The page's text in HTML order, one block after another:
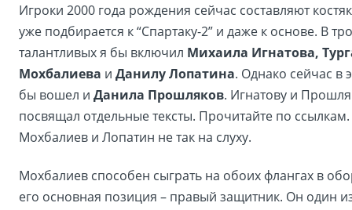
Игроки 2000 года рождения сейчас составляют
уже подбирается к “Спартаку-2” и даже к основе. В
талантливых я бы включил Михаила Игнатова,
Мохбалиева и Данилу Лопатина. Однако сейчас в
бы вошел и Данила Прошляков. Игнатову и
посвящал отдельные тексты. Прочитайте по ссылкам.
Мохбалиев и Лопатин не так на слуху.
Мохбалиев способен сыграть на обоих флангах в
его основная позиция – правый защитник. Он один